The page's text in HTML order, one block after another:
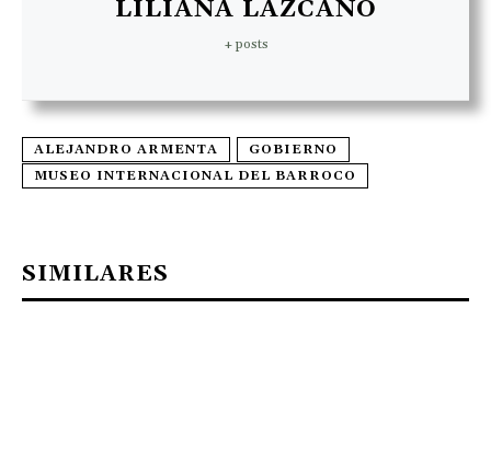
LILIANA LAZCANO
+ posts
ALEJANDRO ARMENTA
GOBIERNO
MUSEO INTERNACIONAL DEL BARROCO
SIMILARES